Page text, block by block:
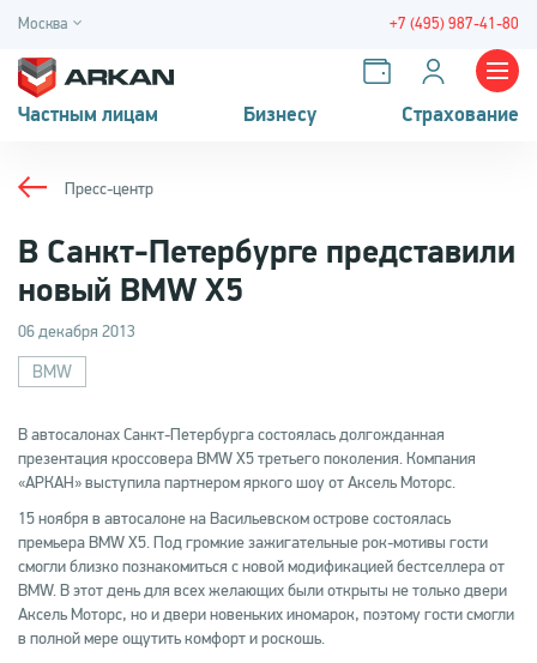
Москва +7 (495) 987-41-80
Частным лицам Бизнесу Страхование
Пресс-центр
В Санкт-Петербурге представили
новый BMW X5
06 декабря 2013
BMW
В автосалонах Санкт-Петербурга состоялась долгожданная
презентация кроссовера BMW Х5 третьего поколения. Компания
«АРКАН» выступила партнером яркого шоу от Аксель Моторс.
15 ноября в автосалоне на Васильевском острове состоялась
премьера BMW Х5. Под громкие зажигательные рок-мотивы гости
смогли близко познакомиться с новой модификацией бестселлера от
BMW. В этот день для всех желающих были открыты не только двери
Аксель Моторс, но и двери новеньких иномарок, поэтому гости смогли
в полной мере ощутить комфорт и роскошь.